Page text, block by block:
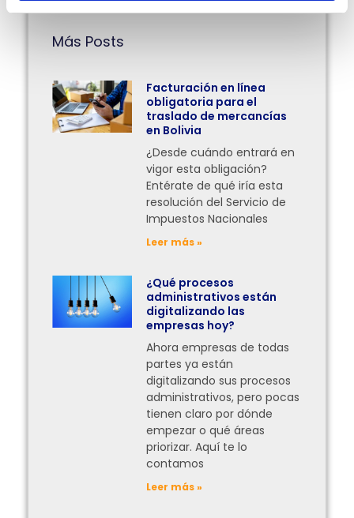
Más Posts
Facturación en línea
obligatoria para el
traslado de mercancías
en Bolivia
¿Desde cuándo entrará en
vigor esta obligación?
Entérate de qué iría esta
resolución del Servicio de
Impuestos Nacionales
Leer más »
¿Qué procesos
administrativos están
digitalizando las
empresas hoy?
Ahora empresas de todas
partes ya están
digitalizando sus procesos
administrativos, pero pocas
tienen claro por dónde
empezar o qué áreas
priorizar. Aquí te lo
contamos
Leer más »